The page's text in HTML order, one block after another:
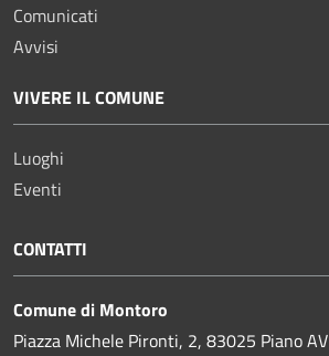
Comunicati
Avvisi
VIVERE IL COMUNE
Luoghi
Eventi
CONTATTI
Comune di Montoro
Piazza Michele Pironti, 2, 83025 Piano AV